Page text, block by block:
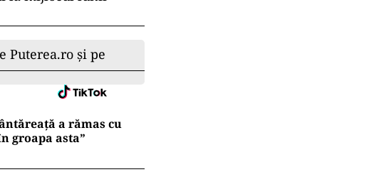
Puterea.ro și pe
a rămas cu
groapa asta”